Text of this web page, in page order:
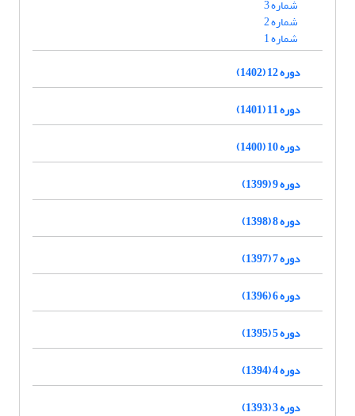
شماره 3
شماره 2
شماره 1
دوره 12 (1402)
دوره 11 (1401)
دوره 10 (1400)
دوره 9 (1399)
دوره 8 (1398)
دوره 7 (1397)
دوره 6 (1396)
دوره 5 (1395)
دوره 4 (1394)
دوره 3 (1393)